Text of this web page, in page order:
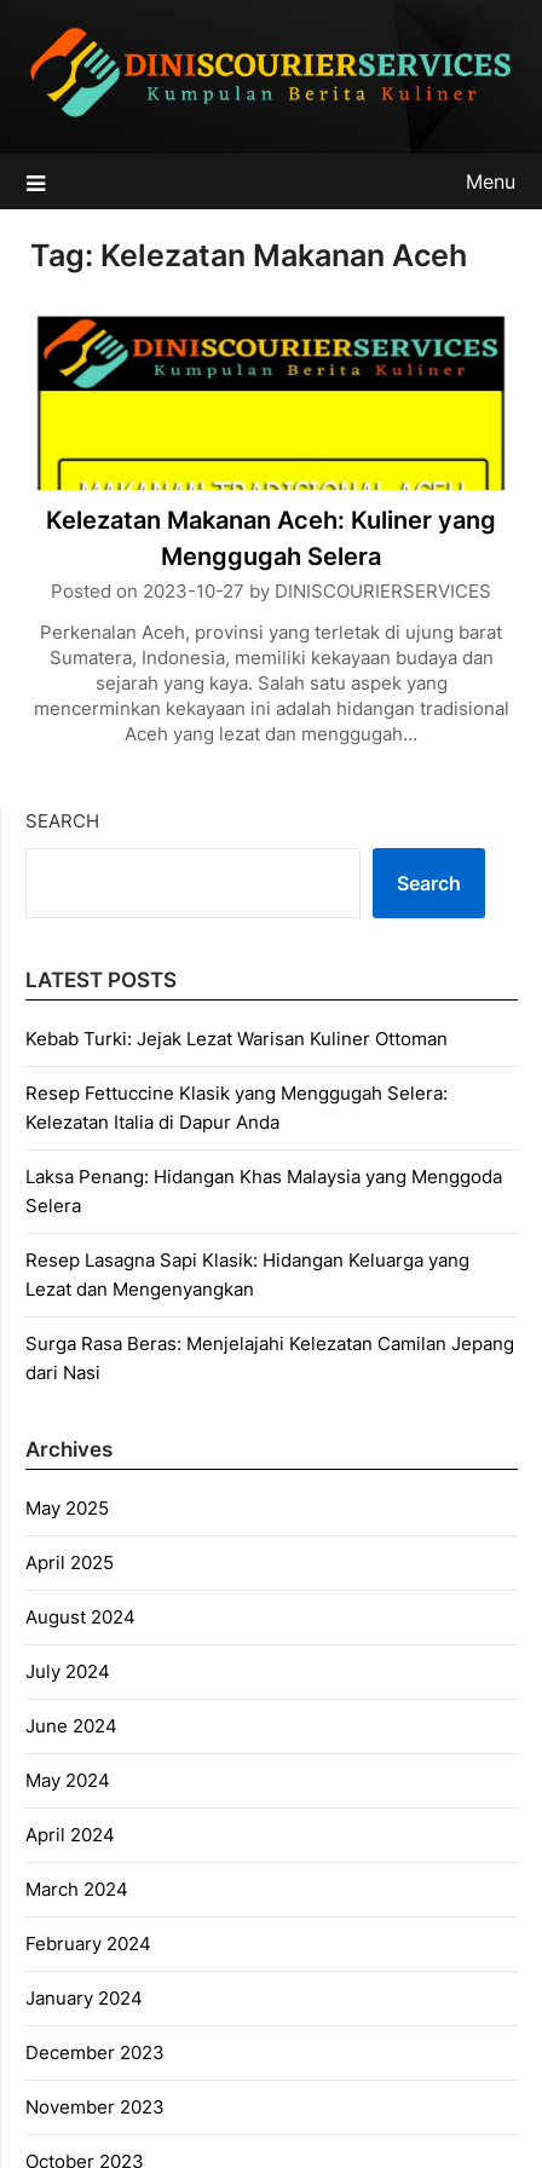
content
Menu
Tag: Kelezatan Makanan Aceh
Kelezatan Makanan Aceh: Kuliner yang
Menggugah Selera
Posted on 2023-10-27 by DINISCOURIERSERVICES
Perkenalan Aceh, provinsi yang terletak di ujung barat
Sumatera, Indonesia, memiliki kekayaan budaya dan
sejarah yang kaya. Salah satu aspek yang
mencerminkan kekayaan ini adalah hidangan tradisional
Aceh yang lezat dan menggugah…
SEARCH
Search
LATEST POSTS
Kebab Turki: Jejak Lezat Warisan Kuliner Ottoman
Resep Fettuccine Klasik yang Menggugah Selera:
Kelezatan Italia di Dapur Anda
Laksa Penang: Hidangan Khas Malaysia yang Menggoda
Selera
Resep Lasagna Sapi Klasik: Hidangan Keluarga yang
Lezat dan Mengenyangkan
Surga Rasa Beras: Menjelajahi Kelezatan Camilan Jepang
dari Nasi
Archives
May 2025
April 2025
August 2024
July 2024
June 2024
May 2024
April 2024
March 2024
February 2024
January 2024
December 2023
November 2023
October 2023